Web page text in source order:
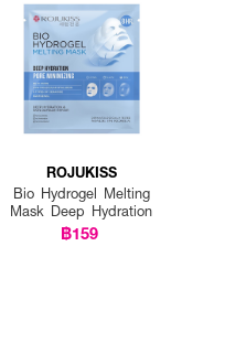
ROJUKISS
Bio Hydrogel Melting
Mask Deep Hydration
฿159